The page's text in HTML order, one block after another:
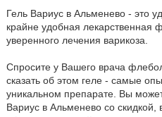
Гель Вариус в Альменево - это
крайне удобная лекарственная
уверенного лечения варикоза.
Спросите у Вашего врача
сказать об этом геле - самые
уникальном препарате. Вы
Вариус в Альменево со скидкой,